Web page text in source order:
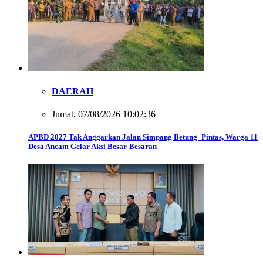
DAERAH
Jumat, 07/08/2026 10:02:36
APBD 2027 Tak Anggarkan Jalan Simpang Betung–Pintas, Warga 11
Desa Ancam Gelar Aksi Besar-Besaran